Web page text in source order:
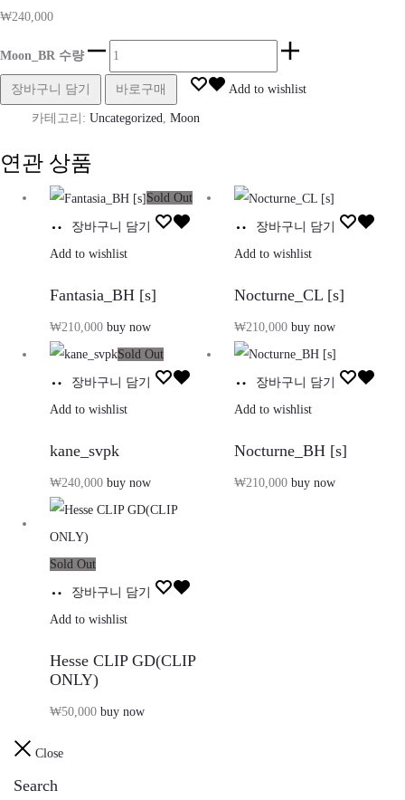
₩240,000
Moon_BR 수량
장바구니 담기 바로구매 Add to wishlist
카테고리: Uncategorized Moon
연관 상품
Sold Out
장바구니 담기
Add to wishlist
Fantasia_BH [s]
₩210,000 buy now
장바구니 담기
Add to wishlist
Nocturne_CL [s]
₩210,000 buy now
Sold Out
장바구니 담기
Add to wishlist
kane_svpk
₩240,000 buy now
장바구니 담기
Add to wishlist
Nocturne_BH [s]
₩210,000 buy now
Sold Out
장바구니 담기
Add to wishlist
Hesse CLIP GD(CLIP
ONLY)
₩50,000 buy now
Close
Search